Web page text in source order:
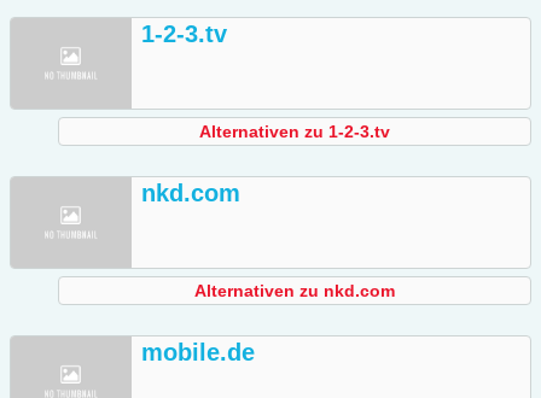
1-2-3.tv
Alternativen zu 1-2-3.tv
nkd.com
Alternativen zu nkd.com
mobile.de